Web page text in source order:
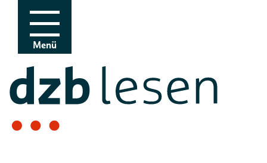
Zur Navigation
Zum Inhalt
Menü